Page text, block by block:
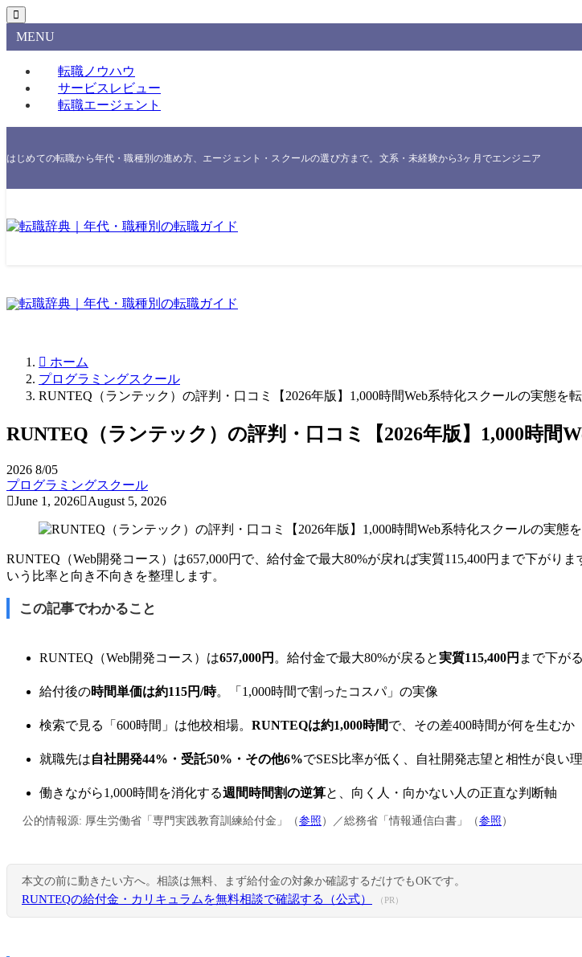
MENU
転職ノウハウ
サービスレビュー
転職エージェント
はじめての転職から年代・職種別の進め方、エージェント・スクールの選び方まで。文系・未経験から3ヶ月でエンジニア転職し
ホーム
プログラミングスクール
RUNTEQ（ランテック）の評判・口コミ【2026年版】1,000時間Web系特化スクールの実態を
RUNTEQ（ランテック）の評判・口コミ【2026年版】1,000時間
2026 8/05
プログラミングスクール
June 1, 2026
August 5, 2026
RUNTEQ（Web開発コース）は657,000円で、給付金で最大80%が戻れば実質115,400円まで下がり
いう比率と向き不向きを整理します。
この記事でわかること
RUNTEQ（Web開発コース）は657,000円 。給付金で最大80%が戻ると実質115,400円 まで下が
給付後の時間単価は約115円/時。「1,000時間で割ったコスパ」の実像
検索で見る「600時間」は他校相場。 RUNTEQは約1,000時間で、その差400時間が何を生むか
就職先は自社開発44%・受託50%・その他6%でSES比率が低く、自社開発志望と相性が良い
働きながら1,000時間を消化する週間時間割の逆算と、向く人・向かない人の正直な判断軸
公的情報源: 厚生労働省「専門実践教育訓練給付金」（参照）／総務省「情報通信白書」（参照）
本文の前に動きたい方へ。相談は無料、まず給付金の対象か確認するだけでもOKです。
RUNTEQの給付金・カリキュラムを無料相談で確認する（公式） （PR）